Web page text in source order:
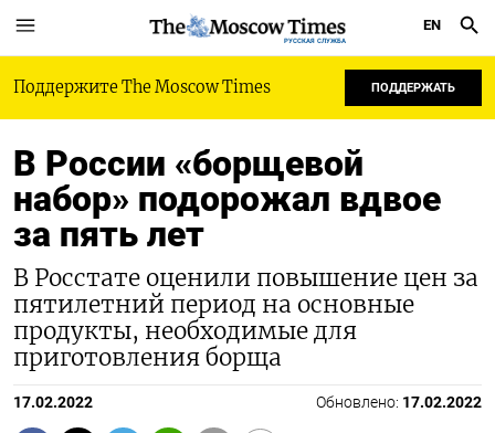
РУССКАЯ СЛУЖБА
EN
Поддержите The Moscow Times ПОДДЕРЖАТЬ
В России «борщевой
набор» подорожал вдвое
за пять лет
В Росстате оценили повышение цен за
пятилетний период на основные
продукты, необходимые для
приготовления борща
17.02.2022 Обновлено: 17.02.2022